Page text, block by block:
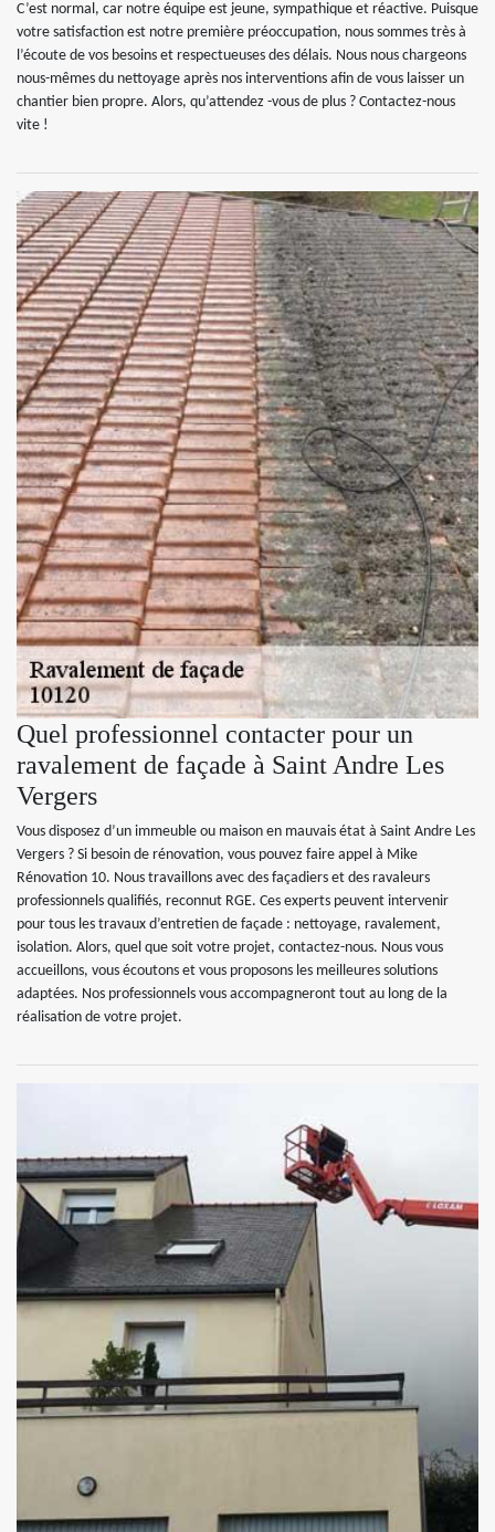
C’est normal, car notre équipe est jeune, sympathique et réactive. Puisque
votre satisfaction est notre première préoccupation, nous sommes très à
l’écoute de vos besoins et respectueuses des délais. Nous nous chargeons
nous-mêmes du nettoyage après nos interventions afin de vous laisser un
chantier bien propre. Alors, qu’attendez -vous de plus ? Contactez-nous
vite !
Quel professionnel contacter pour un
ravalement de façade à Saint Andre Les
Vergers
Vous disposez d’un immeuble ou maison en mauvais état à Saint Andre Les
Vergers ? Si besoin de rénovation, vous pouvez faire appel à Mike
Rénovation 10. Nous travaillons avec des façadiers et des ravaleurs
professionnels qualifiés, reconnut RGE. Ces experts peuvent intervenir
pour tous les travaux d’entretien de façade : nettoyage, ravalement,
isolation. Alors, quel que soit votre projet, contactez-nous. Nous vous
accueillons, vous écoutons et vous proposons les meilleures solutions
adaptées. Nos professionnels vous accompagneront tout au long de la
réalisation de votre projet.